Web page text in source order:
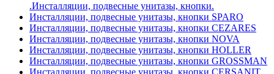
.Инсталляции, подвесные унитазы, кнопки.
Инсталляции, подвесные унитазы, кнопки SPARO
Инсталляции, подвесные унитазы, кнопки CEZARES
Инсталляции, подвесные унитазы, кнопки NOVA
Инсталляции, подвесные унитазы, кнопки HOLLER
Инсталляции, подвесные унитазы, кнопки GROSSMAN
Инсталляции, подвесные унитазы, кнопки CERSANIT